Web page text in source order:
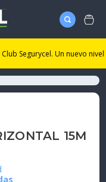
Un nuevo nivel de
15M